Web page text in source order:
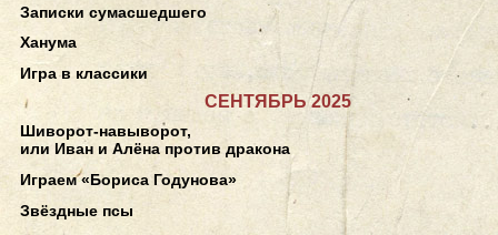
Записки сумасшедшего
Ханума
Игра в классики
СЕНТЯБРЬ 2025
Шиворот-навыворот,
или Иван и Алёна против дракона
Играем «Бориса Годунова»
Звёздные псы